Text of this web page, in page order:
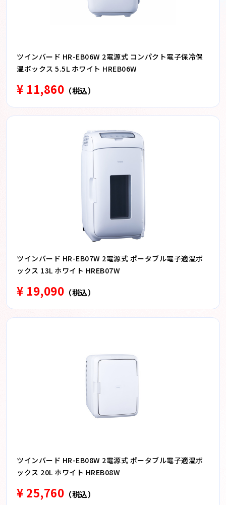
ツインバード HR-EB06W 2電源式 コンパクト電子保冷保
温ボックス 5.5L ホワイト HREB06W
¥ 11,860 （税込）
ツインバード HR-EB07W 2電源式 ポータブル電子適温ボ
ックス 13L ホワイト HREB07W
¥ 19,090 （税込）
ツインバード HR-EB08W 2電源式 ポータブル電子適温ボ
ックス 20L ホワイト HREB08W
¥ 25,760 （税込）